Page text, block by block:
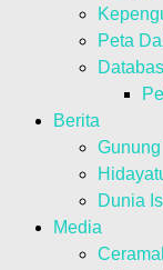
Peta
Berita
Dunia
Media